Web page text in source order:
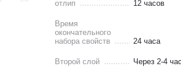
отлип
12 часов
Время
окончательного
набора свойств
24 часа
Второй слой Через 2-4